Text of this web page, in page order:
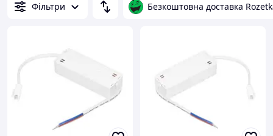
Фільтри Безкоштовна доставка